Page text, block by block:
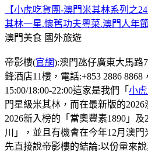
【小虎吃貨團-澳門米其林系列之
其林一星.懷舊功夫粵菜.澳門人年
澳門美食 國外旅遊
帝影樓(官網):澳門氹仔廣東大馬路
鋒酒店11樓，電話:+853 2886 8868
15:00/18:00-22:00這家是我們「 小
門星級米其林，而在最新版的
2026新入榜的「當奧豐素1890」
川」，並且有機會在今年12月澳門
先直接說帝影樓的結論:以份量來